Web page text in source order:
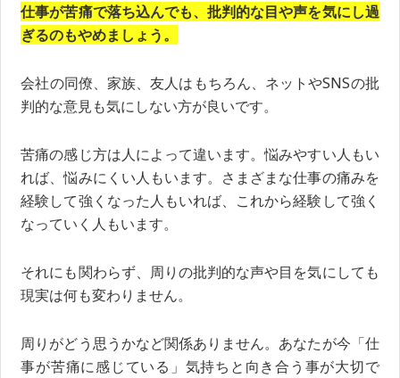
仕事が苦痛で落ち込んでも、批判的な目や声を気にし過
ぎるのもやめましょう。
会社の同僚、家族、友人はもちろん、ネットやSNSの批
判的な意見も気にしない方が良いです。
苦痛の感じ方は人によって違います。悩みやすい人もい
れば、悩みにくい人もいます。さまざまな仕事の痛みを
経験して強くなった人もいれば、これから経験して強く
なっていく人もいます。
それにも関わらず、周りの批判的な声や目を気にしても
現実は何も変わりません。
周りがどう思うかなど関係ありません。あなたが今「仕
事が苦痛に感じている」気持ちと向き合う事が大切で